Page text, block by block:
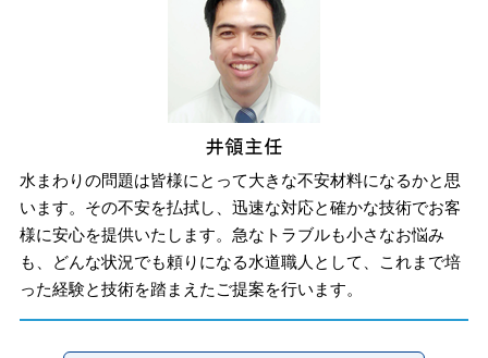
水まわりの問題は皆様にとって大きな不安材料になるかと思
います。その不安を払拭し、迅速な対応と確かな技術でお客
様に安心を提供いたします。急なトラブルも小さなお悩み
も、どんな状況でも頼りになる水道職人として、これまで培
った経験と技術を踏まえたご提案を行います。